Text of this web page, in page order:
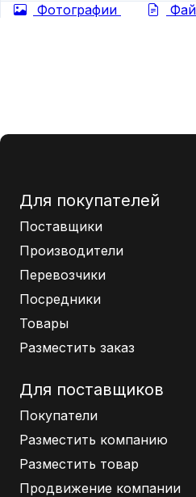
Фотографии
Для покупателей
Поставщики
Производители
Перевозчики
Посредники
Товары
Разместить заказ
Для поставщиков
Покупатели
Разместить компанию
Разместить товар
Продвижение компании